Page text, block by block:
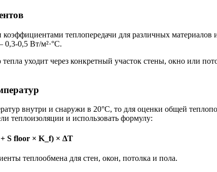
теплопередачи для различных
0,5 Вт/м²·°C.
уходит через конкретный участок стены, окно или
внутри и снаружи в 20°C, то для оценки общей
теплоизоляции и использовать формулу:
S floor × K_f) × ΔT
теплообмена для стен, окон, потолка и пола.